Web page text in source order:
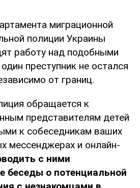
миграционной
полиции Украины
работу над подобными
преступник не остался
от границ.
обращается к
представителям детей
к собеседникам ваших
мессенджерах и онлайн-
с ними
беседы о потенциальной